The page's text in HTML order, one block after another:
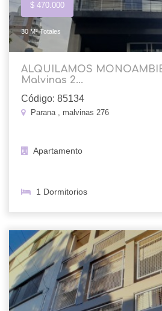
$ 470.000
30 M² Totales
ALQUILAMOS
Malvinas 2...
Código: 85134
Parana , malvinas 276
Apartamento
1 Dormitorios